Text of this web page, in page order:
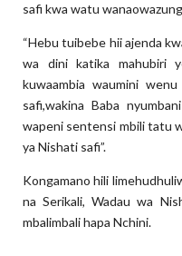
safi kwa watu
“Hebu tuibebe hii ajenda
wa dini katika mahubiri
kuwaambia waumini
safi,wakina Baba
wapeni sentensi mbili tatu
ya Nishati safi”.
Kongamano hili
na Serikali, Wadau wa
mbalimbali hapa Nchini.